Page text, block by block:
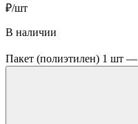
₽/шт
В наличии
Пакет (полиэтилен) 1 шт —